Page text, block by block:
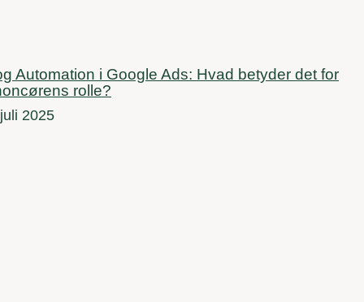
Automation i Google Ads: Hvad betyder det for
rolle?
2025